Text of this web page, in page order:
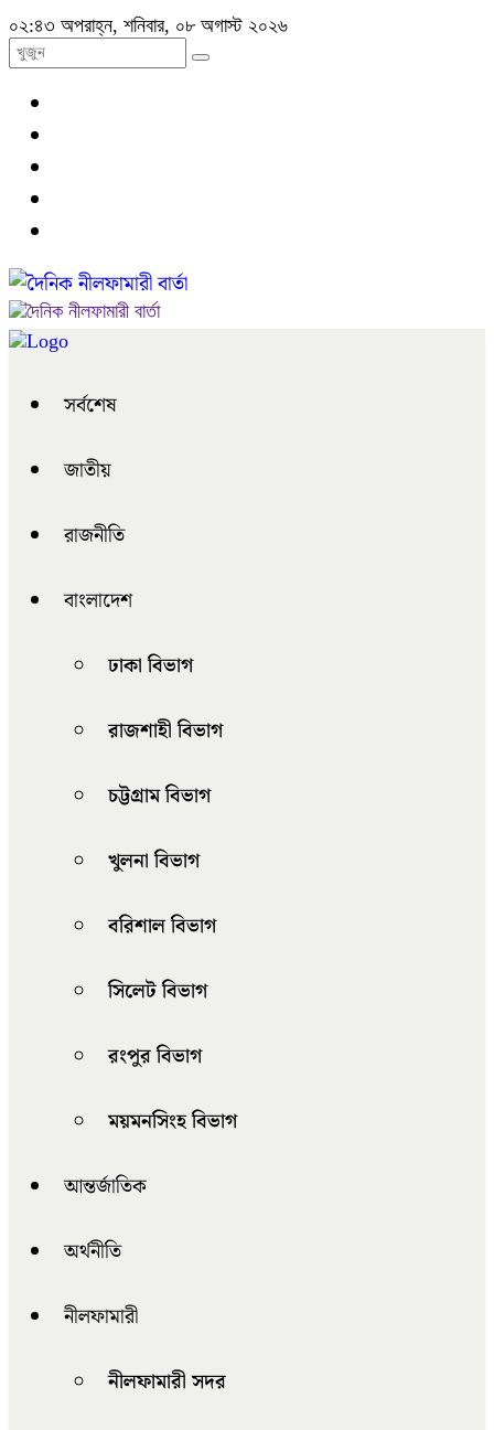
০২:৪৩ অপরাহ্ন, শনিবার, ০৮ অগাস্ট ২০২৬
সর্বশেষ
জাতীয়
রাজনীতি
বাংলাদেশ
ঢাকা বিভাগ
রাজশাহী বিভাগ
চট্টগ্রাম বিভাগ
খুলনা বিভাগ
বরিশাল বিভাগ
সিলেট বিভাগ
রংপুর বিভাগ
ময়মনসিংহ বিভাগ
আন্তর্জাতিক
অর্থনীতি
নীলফামারী
নীলফামারী সদর